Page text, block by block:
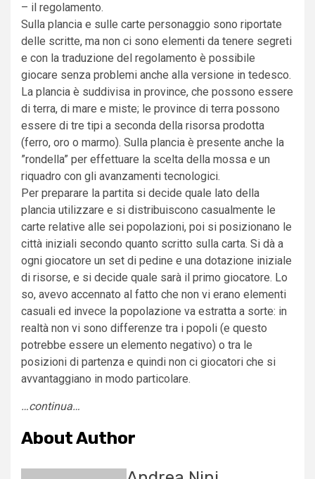
– il regolamento.
Sulla plancia e sulle carte personaggio sono riportate
delle scritte, ma non ci sono elementi da tenere segreti
e con la traduzione del regolamento è possibile
giocare senza problemi anche alla versione in tedesco.
La plancia è suddivisa in province, che possono essere
di terra, di mare e miste; le province di terra possono
essere di tre tipi a seconda della risorsa prodotta
(ferro, oro o marmo). Sulla plancia è presente anche la
”rondella” per effettuare la scelta della mossa e un
riquadro con gli avanzamenti tecnologici.
Per preparare la partita si decide quale lato della
plancia utilizzare e si distribuiscono casualmente le
carte relative alle sei popolazioni, poi si posizionano le
città iniziali secondo quanto scritto sulla carta. Si dà a
ogni giocatore un set di pedine e una dotazione iniziale
di risorse, e si decide quale sarà il primo giocatore. Lo
so, avevo accennato al fatto che non vi erano elementi
casuali ed invece la popolazione va estratta a sorte: in
realtà non vi sono differenze tra i popoli (e questo
potrebbe essere un elemento negativo) o tra le
posizioni di partenza e quindi non ci giocatori che si
avvantaggiano in modo particolare.
…continua…
About Author